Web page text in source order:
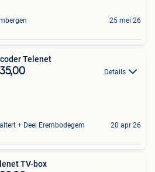
25 mei 26
Telenet
Details
+ Deel Erembodegem 20 apr 26
TV-box